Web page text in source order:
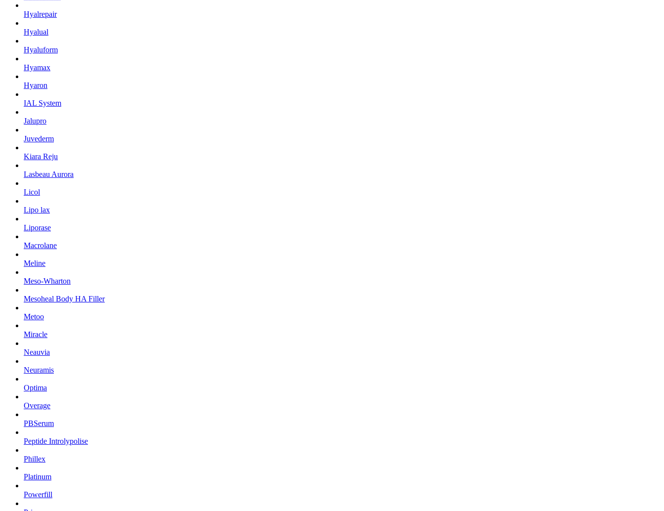
Hyalrepair
Hyalual
Hyaluform
Hyamax
Hyaron
IAL System
Jalupro
Juvederm
Kiara Reju
Lasbeau Aurora
Licol
Lipo lax
Liporase
Macrolane
Meline
Meso-Wharton
Mesoheal Body HA Filler
Metoo
Miracle
Neauvia
Neuramis
Optima
Overage
PBSerum
Peptide Introlypolise
Phillex
Platinum
Powerfill